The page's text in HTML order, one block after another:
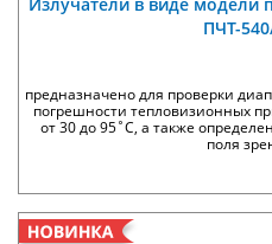
ПЧТ-
предназначено для проверки
погрешности тепловизионных
от 30 до 95˚С, а также
поля